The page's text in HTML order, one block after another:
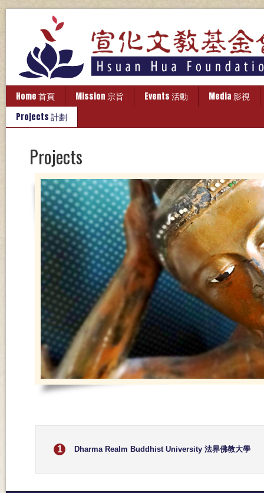
Home 首頁 Mission 宗旨 Events 活動
Media 影視
Projects 計劃
Projects
1 Dharma Realm Buddhist University 法界佛教大學